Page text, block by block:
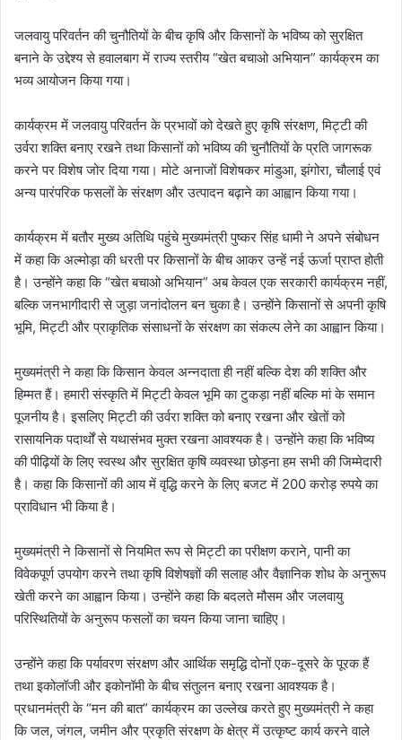
जलवायु परिवर्तन की चुनौतियों के बीच कृषि और किसानों के भविष्य को सुरक्षित
बनाने के उद्देश्य से हवालबाग में राज्य स्तरीय “खेत बचाओ अभियान” कार्यक्रम का
भव्य आयोजन किया गया।
कार्यक्रम में जलवायु परिवर्तन के प्रभावों को देखते हुए कृषि संरक्षण, मिट्टी की
उर्वरा शक्ति बनाए रखने तथा किसानों को भविष्य की चुनौतियों के प्रति जागरूक
करने पर विशेष जोर दिया गया। मोटे अनाजों विशेषकर मांडुआ, झंगोरा, चौलाई एवं
अन्य पारंपरिक फसलों के संरक्षण और उत्पादन बढ़ाने का आह्वान किया गया।
कार्यक्रम में बतौर मुख्य अतिथि पहुंचे मुख्यमंत्री पुष्कर सिंह धामी ने अपने संबोधन
में कहा कि अल्मोड़ा की धरती पर किसानों के बीच आकर उन्हें नई ऊर्जा प्राप्त होती
है। उन्होंने कहा कि “खेत बचाओ अभियान” अब केवल एक सरकारी कार्यक्रम नहीं,
बल्कि जनभागीदारी से जुड़ा जनांदोलन बन चुका है। उन्होंने किसानों से अपनी कृषि
भूमि, मिट्टी और प्राकृतिक संसाधनों के संरक्षण का संकल्प लेने का आह्वान किया।
मुख्यमंत्री ने कहा कि किसान केवल अन्नदाता ही नहीं बल्कि देश की शक्ति और
हिम्मत हैं। हमारी संस्कृति में मिट्टी केवल भूमि का टुकड़ा नहीं बल्कि मां के समान
पूजनीय है। इसलिए मिट्टी की उर्वरा शक्ति को बनाए रखना और खेतों को
रासायनिक पदार्थों से यथासंभव मुक्त रखना आवश्यक है। उन्होंने कहा कि भविष्य
की पीढ़ियों के लिए स्वस्थ और सुरक्षित कृषि व्यवस्था छोड़ना हम सभी की जिम्मेदारी
है। कहा कि किसानों की आय में वृद्धि करने के लिए बजट में 200 करोड़ रुपये का
प्राविधान भी किया है।
मुख्यमंत्री ने किसानों से नियमित रूप से मिट्टी का परीक्षण कराने, पानी का
विवेकपूर्ण उपयोग करने तथा कृषि विशेषज्ञों की सलाह और वैज्ञानिक शोध के अनुरूप
खेती करने का आह्वान किया। उन्होंने कहा कि बदलते मौसम और जलवायु
परिस्थितियों के अनुरूप फसलों का चयन किया जाना चाहिए।
उन्होंने कहा कि पर्यावरण संरक्षण और आर्थिक समृद्धि दोनों एक-दूसरे के पूरक हैं
तथा इकोलॉजी और इकोनॉमी के बीच संतुलन बनाए रखना आवश्यक है।
प्रधानमंत्री के “मन की बात” कार्यक्रम का उल्लेख करते हुए मुख्यमंत्री ने कहा
कि जल, जंगल, जमीन और प्रकृति संरक्षण के क्षेत्र में उत्कृष्ट कार्य करने वाले